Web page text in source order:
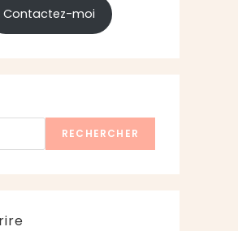
Contactez-moi
RECHERCHER